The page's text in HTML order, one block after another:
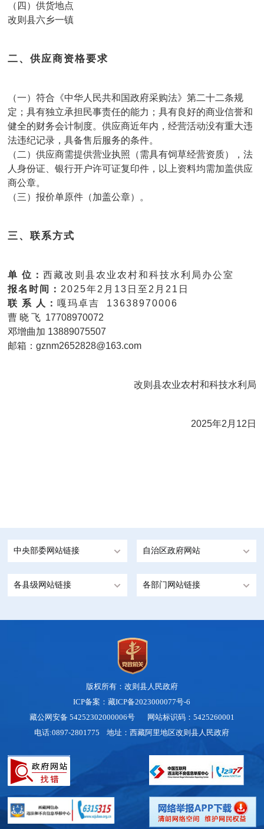
（四）供货地点
改则县六乡一镇
二、供应商资格要求
（一）符合《中华人民共和国政府采购法》第二十二条规
定；具有独立承担民事责任的能力；具有良好的商业信誉和
健全的财务会计制度。供应商近年内，经营活动没有重大违
法违纪记录，具备售后服务的条件。
（二）供应商需提供营业执照（需具有饲草经营资质），法
人身份证、银行开户许可证复印件，以上资料均需加盖供应
商公章。
（三）报价单原件（加盖公章）。
三、联系方式
单 位：西藏改则县农业农村和科技水利局办公室
报名时间： 2025年2月13日至2月21日
联 系 人： 嘎玛卓吉 13638970006
曹 晓 飞 17708970072
邓增曲加 13889075507
邮箱：gznm2652828@163.com
改则县农业农村和科技水利局
2025年2月12日
中央部委网站链接 自治区政府网站
各县级网站链接 各部门网站链接
版权所有：改则县人民政府
ICP备案：藏ICP备2023000077号-6
藏公网安备 54252302000006号网站标识码：5425260001
电话:0897-2801775 地址：西藏阿里地区改则县人民政府